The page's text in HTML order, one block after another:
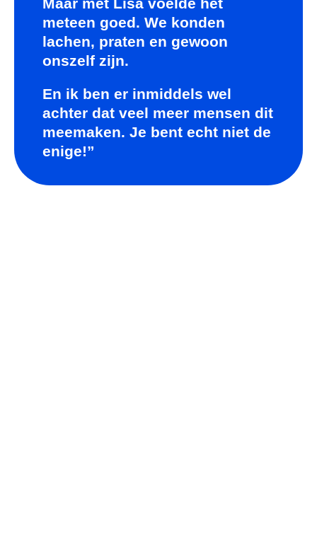
meteen goed. We konden
lachen, praten en gewoon
onszelf zijn.
En ik ben er inmiddels wel
achter dat veel meer mensen dit
meemaken. Je bent echt niet de
enige!”